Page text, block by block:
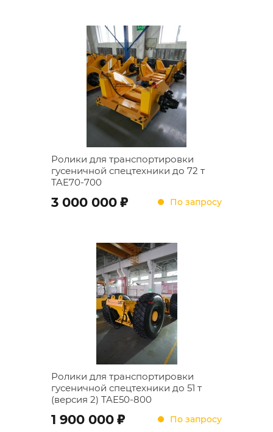
Ролики для транспортировки
гусеничной спецтехники до 72 т
TAE70-700
3 000 000 ; По запросу
Ролики для транспортировки
гусеничной спецтехники до 51 т
(версия 2) TAE50-800
1 900 000 ; По запросу